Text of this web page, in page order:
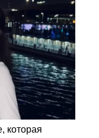
которая